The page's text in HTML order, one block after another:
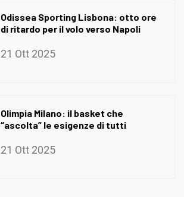
Odissea Sporting Lisbona: otto ore
di ritardo per il volo verso Napoli
21 Ott 2025
Olimpia Milano: il basket che
“ascolta” le esigenze di tutti
21 Ott 2025